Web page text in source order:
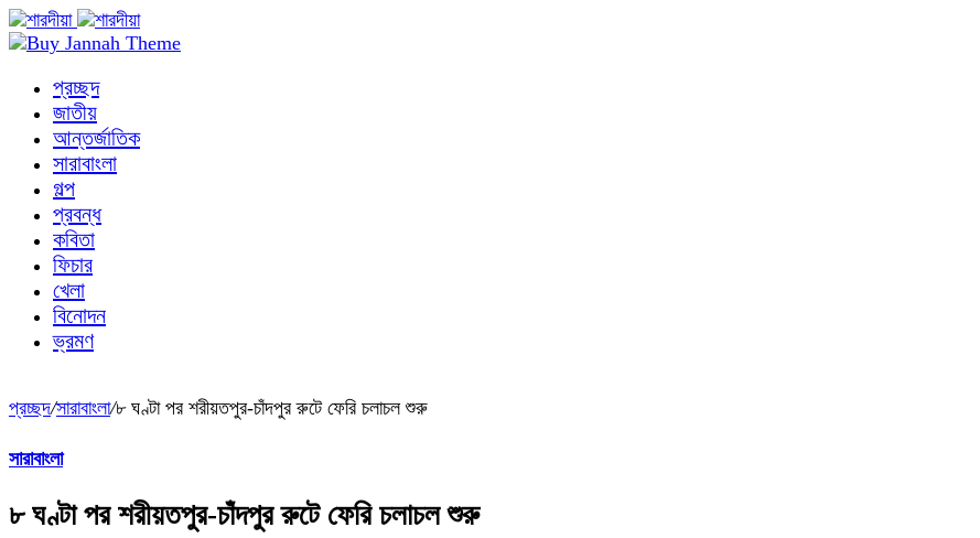
প্রচ্ছদ
জাতীয়
আন্তর্জাতিক
সারাবাংলা
গল্প
প্রবন্ধ
কবিতা
ফিচার
খেলা
বিনোদন
ভ্রমণ
প্রচ্ছদ/সারাবাংলা/৮ ঘণ্টা পর শরীয়তপুর-চাঁদপুর রুটে ফেরি চলাচল শুরু
সারাবাংলা
৮ ঘণ্টা পর শরীয়তপুর-চাঁদপুর রুটে ফেরি চলাচল শুরু